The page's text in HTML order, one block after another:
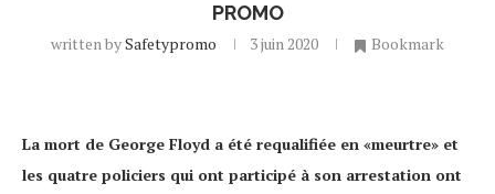
PROMO
written bySafetypromo 3 juin 2020 Bookmark
La mort de George Floyd a été requalifiée en «meurtre» et
les quatre policiers qui ont participé à son arrestation ont